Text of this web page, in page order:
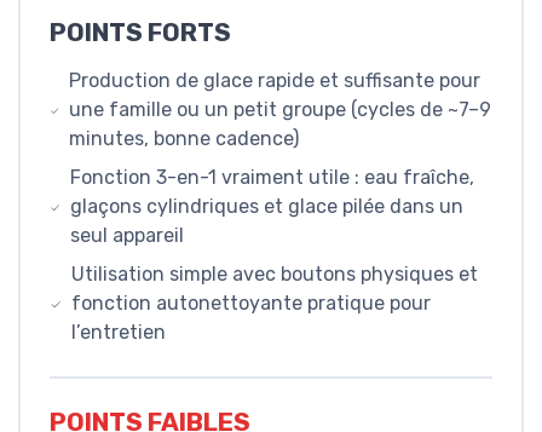
POINTS FORTS
Production de glace rapide et suffisante pour
une famille ou un petit groupe (cycles de ~7–9
minutes, bonne cadence)
Fonction 3-en-1 vraiment utile : eau fraîche,
glaçons cylindriques et glace pilée dans un
seul appareil
Utilisation simple avec boutons physiques et
fonction autonettoyante pratique pour
l’entretien
POINTS FAIBLES